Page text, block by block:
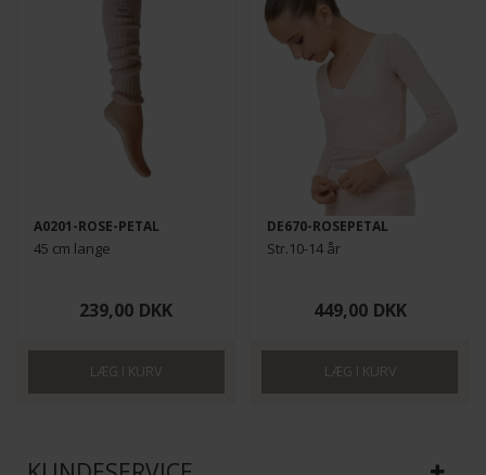
A0201-ROSE-PETAL
45 cm lange
239,00 DKK
DE670-ROSEPETAL
Str.10-14 år
449,00 DKK